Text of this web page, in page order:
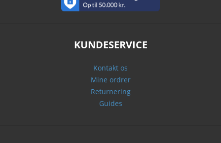
KUNDESERVICE
Kontakt os
Mine ordrer
Returnering
Guides